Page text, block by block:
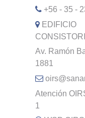
+56 - 35 -
EDIFICIO
Av. Ramón
1881
Atención
1